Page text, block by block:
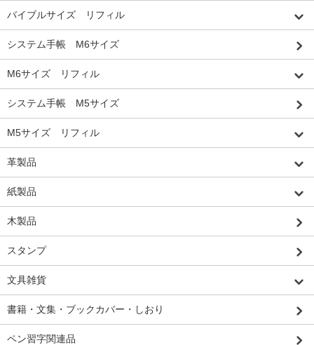
バイブルサイズ リフィル
システム手帳 M6サイズ
M6サイズ リフィル
システム手帳 M5サイズ
M5サイズ リフィル
革製品
紙製品
木製品
スタンプ
文具雑貨
書籍・文集・ブックカバー・しおり
ペン習字関連品